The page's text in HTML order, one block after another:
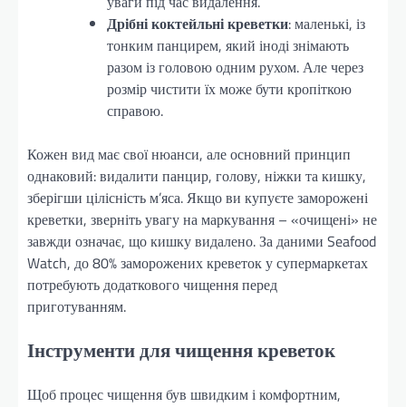
Дрібні коктейльні креветки: маленькі, із
тонким панцирем, який іноді знімають
разом із головою одним рухом. Але через
розмір чистити їх може бути кропіткою
справою.
Кожен вид має свої нюанси, але основний принцип
однаковий: видалити панцир, голову, ніжки та кишку,
зберігши цілісність м’яса. Якщо ви купуєте заморожені
креветки, зверніть увагу на маркування – «очищені» не
завжди означає, що кишку видалено. За даними Seafood
Watch, до 80% заморожених креветок у супермаркетах
потребують додаткового чищення перед
приготуванням.
Інструменти для чищення креветок
Щоб процес чищення був швидким і комфортним,